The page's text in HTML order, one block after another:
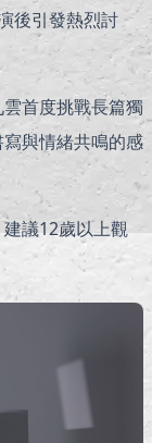
後引發熱烈討
首度挑戰長篇獨
與情緒共鳴的感
議12歲以上觀